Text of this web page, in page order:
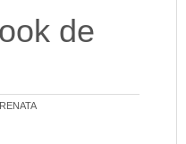
de
RENATA